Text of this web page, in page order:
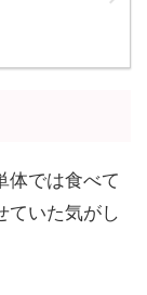
体では食べて
ていた気がし